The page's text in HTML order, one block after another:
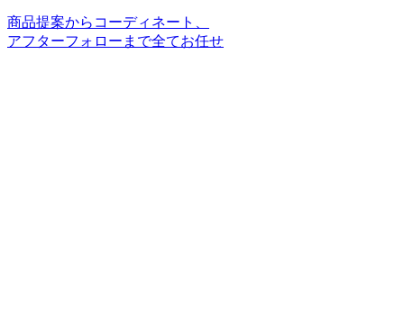
商品提案からコーディネート、
アフターフォローまで全てお任せ